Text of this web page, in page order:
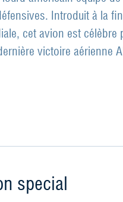
Introduit à la
cet avion est célèbre
victoire aérienne
special